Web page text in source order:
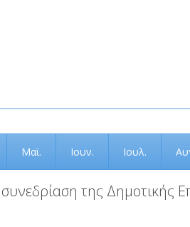
Μαϊ. Ιουν. Ιουλ.
της Δημοτικής